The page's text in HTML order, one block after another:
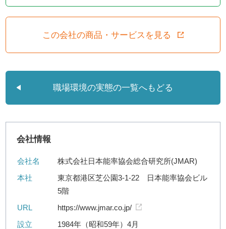
この会社の商品・サービスを見る
職場環境の実態の一覧へもどる
会社情報
会社名
株式会社日本能率協会総合研究所(JMAR)
本社
東京都港区芝公園3-1-22 日本能率協会ビル
5階
URL
https://www.jmar.co.jp/
設立
1984年（昭和59年）4月